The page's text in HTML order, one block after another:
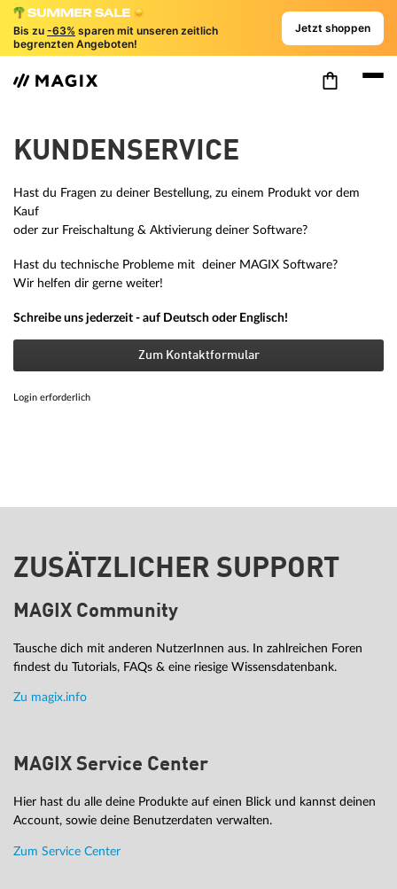
Bis zu -63% sparen mit unseren zeitlich
begrenzten Angeboten!
Jetzt shoppen
KUNDENSERVICE
Hast du Fragen zu deiner Bestellung, zu einem Produkt vor dem
Kauf
oder zur Freischaltung & Aktivierung deiner Software?
Hast du technische Probleme mit deiner MAGIX Software?
Wir helfen dir gerne weiter!
Schreibe uns jederzeit - auf Deutsch oder Englisch!
Zum Kontaktformular
Login erforderlich
ZUSÄTZLICHER SUPPORT
MAGIX Community
Tausche dich mit anderen NutzerInnen aus. In zahlreichen Foren
findest du Tutorials, FAQs & eine riesige Wissensdatenbank.
Zu magix.info
MAGIX Service Center
Hier hast du alle deine Produkte auf einen Blick und kannst deinen
Account, sowie deine Benutzerdaten verwalten.
Zum Service Center